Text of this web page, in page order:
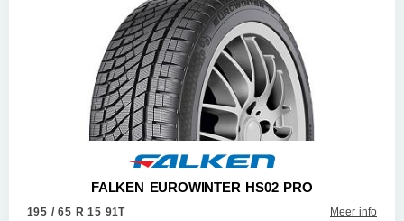
FALKEN EUROWINTER HS02 PRO
195 / 65 R 15 91T Meer info